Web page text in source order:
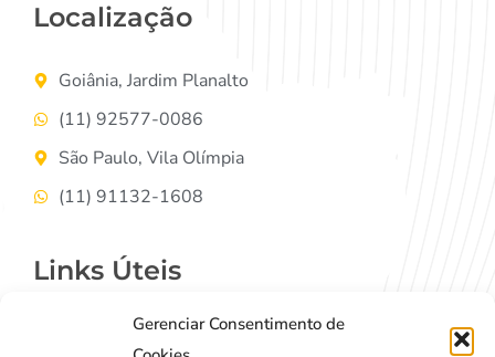
Gerenciar Consentimento de
Localização
Goiânia, Jardim Planalto
(11) 92577-0086
São Paulo, Vila Olímpia
(11) 91132-1608
Links Úteis